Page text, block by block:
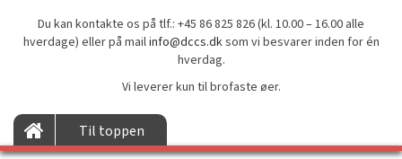
Du kan kontakte os på tlf.: +45 86 825 826 (kl. 10.00 – 16.00 alle
hverdage) eller på mailinfo@dccs.dksom vi besvarer inden for én
hverdag.
Vi leverer kun til brofaste øer.
Til toppen